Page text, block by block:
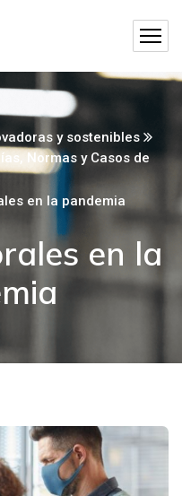
y sostenibles
Normas y Casos de
en la pandemia
en la